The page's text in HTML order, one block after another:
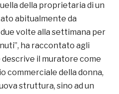
della proprietaria di un
abitualmente da
volte alla settimana per
ha raccontato agli
il muratore come
commerciale della donna,
struttura, sino ad un